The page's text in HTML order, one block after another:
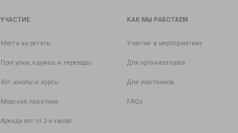
УЧАСТИЕ
Места на регаты
Прогулки, круизы и переходы
Яхт школы и курсы
Морская практика
Аренда яхт от 2-х часов!
КАК МЫ РАБОТАЕМ
Участие в мероприятиях
Для организаторов
Для участников
FAQs